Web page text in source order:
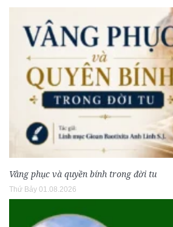
Vâng phục và quyền bính trong đời tu
Thứ Bảy 01.08.2026